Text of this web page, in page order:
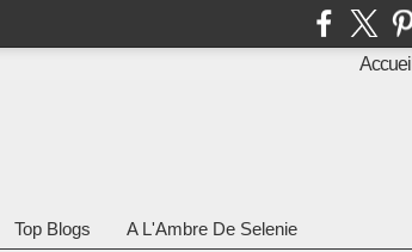
Accueil
Top Blogs A L'Ambre De Selenie